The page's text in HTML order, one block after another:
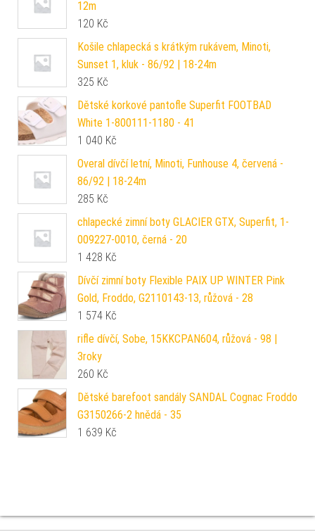
12m
120 Kč
Košile chlapecká s krátkým rukávem, Minoti,
Sunset 1, kluk - 86/92 | 18-24m
325 Kč
Dětské korkové pantofle Superfit FOOTBAD
White 1-800111-1180 - 41
1 040 Kč
Overal dívčí letní, Minoti, Funhouse 4, červená -
86/92 | 18-24m
285 Kč
chlapecké zimní boty GLACIER GTX, Superfit, 1-
009227-0010, černá - 20
1 428 Kč
Dívčí zimní boty Flexible PAIX UP WINTER Pink
Gold, Froddo, G2110143-13, růžová - 28
1 574 Kč
rifle dívčí, Sobe, 15KKCPAN604, růžová - 98 |
3roky
260 Kč
Dětské barefoot sandály SANDAL Cognac Froddo
G3150266-2 hnědá - 35
1 639 Kč